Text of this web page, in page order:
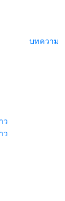
บทความ